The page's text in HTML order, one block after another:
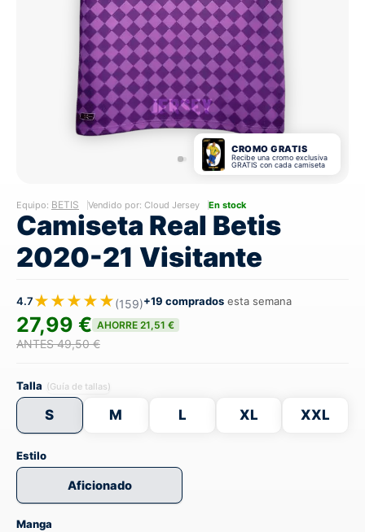
CROMO GRATIS
Recibe una cromo exclusiva
GRATIS con cada camiseta
Equipo: BETIS Vendido por: Cloud Jersey En stock
Camiseta Real Betis
2020-21 Visitante
4.7★★★★★(159)+19 comprados esta semana
27,99 € AHORRE 21,51 €
ANTES 49,50 €
Talla (Guía de tallas)
S M L XL XXL
Estilo
Aficionado
Manga